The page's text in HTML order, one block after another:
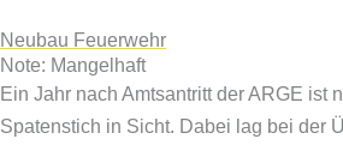
Neubau Feuerwehr
Note: Mangelhaft
Ein Jahr nach Amtsantritt der ARGE ist
Spatenstich in Sicht. Dabei lag bei der